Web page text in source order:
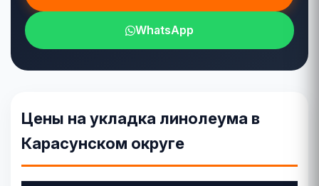
WhatsApp
Цены на укладка линолеума в
Карасунском округе